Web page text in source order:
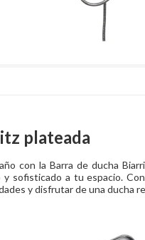
plateada
con la Barra de ducha
sofisticado a tu espacio.
y disfrutar de una ducha